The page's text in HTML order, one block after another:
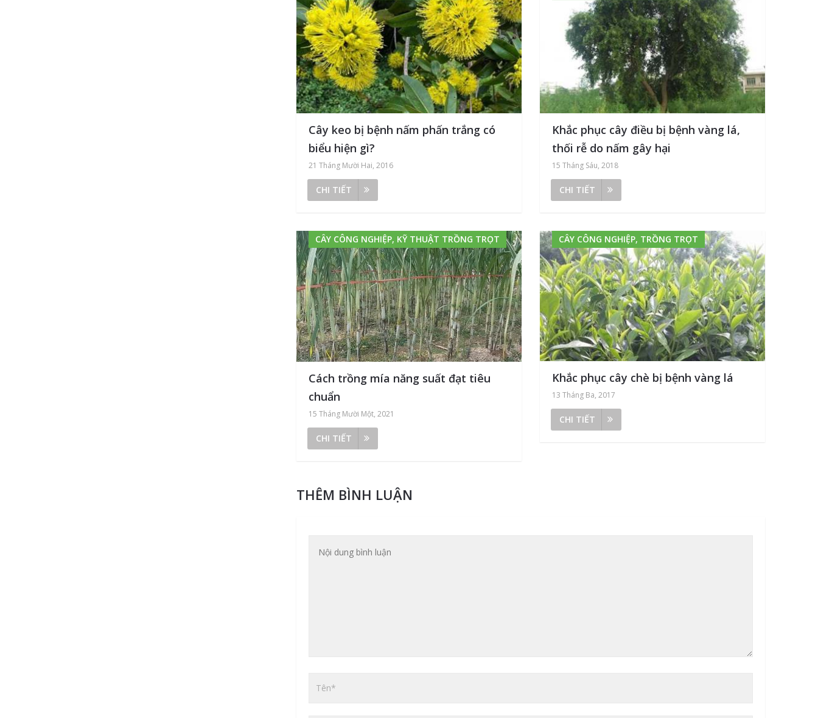
Cây keo bị bệnh nấm phấn trắng có
biểu hiện gì?
21 Tháng Mười Hai, 2016
CHI TIẾT
Khắc phục cây điều bị bệnh vàng lá,
thối rễ do nấm gây hại
15 Tháng Sáu, 2018
CHI TIẾT
CÂY CÔNG NGHIỆP, KỸ THUẬT TRỒNG TRỌT
Cách trồng mía năng suất đạt tiêu
chuẩn
15 Tháng Mười Một, 2021
CHI TIẾT
CÂY CÔNG NGHIỆP, TRỒNG TRỌT
Khắc phục cây chè bị bệnh vàng lá
13 Tháng Ba, 2017
CHI TIẾT
THÊM BÌNH LUẬN